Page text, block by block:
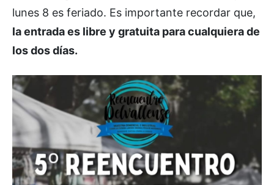
lunes 8 es feriado. Es importante recordar que,
la entrada es libre y gratuita para cualquiera de
los dos días.